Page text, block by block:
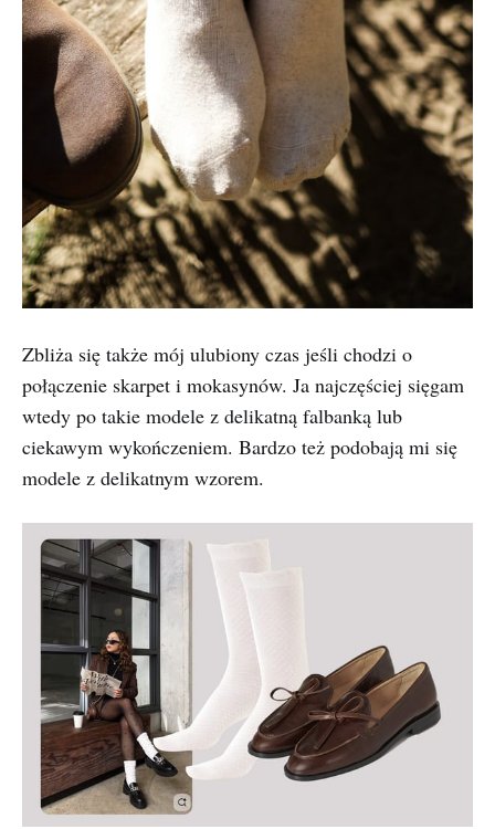
Zbliża się także mój ulubiony czas jeśli chodzi o
połączenie skarpet i mokasynów. Ja najczęściej sięgam
wtedy po takie modele z delikatną falbanką lub
ciekawym wykończeniem. Bardzo też podobają mi się
modele z delikatnym wzorem.